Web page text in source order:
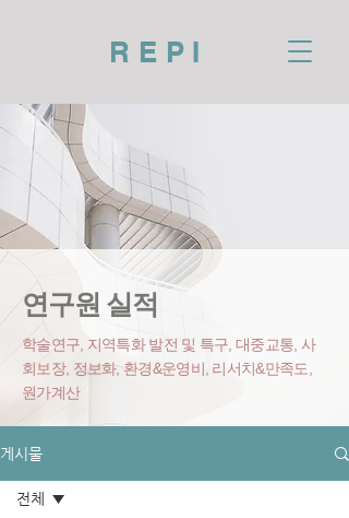
REPI
연구원 실적
학술연구, 지역특화 발전 및 특구, 대중교통, 사
회보장, 정보화, 환경&운영비 , 리서치&만족도,
원가계산
게시물
전체